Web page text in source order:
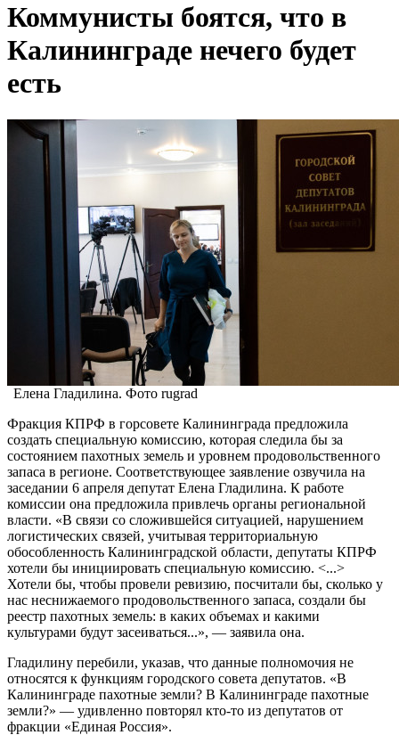
Коммунисты боятся, что в
Калининграде нечего будет
есть
Елена Гладилина. Фото rugrad
Фракция КПРФ в горсовете Калининграда предложила
создать специальную комиссию, которая следила бы за
состоянием пахотных земель и уровнем продовольственного
запаса в регионе. Соответствующее заявление озвучила на
заседании 6 апреля депутат Елена Гладилина. К работе
комиссии она предложила привлечь органы региональной
власти. «В связи со сложившейся ситуацией, нарушением
логистических связей, учитывая территориальную
обособленность Калининградской области, депутаты КПРФ
хотели бы инициировать специальную комиссию. <...>
Хотели бы, чтобы провели ревизию, посчитали бы, сколько у
нас неснижаемого продовольственного запаса, создали бы
реестр пахотных земель: в каких объемах и какими
культурами будут засеиваться...», — заявила она.
Гладилину перебили, указав, что данные полномочия не
относятся к функциям городского совета депутатов. «В
Калининграде пахотные земли? В Калининграде пахотные
земли?» — удивленно повторял кто-то из депутатов от
фракции «Единая Россия».